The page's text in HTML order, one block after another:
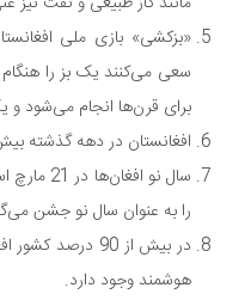
دانستنی‌ها
بازی
طنز
فال
مسابقه
اخبار
«بزکشی» بازی ملی
سعی می‌کنند یک بز را
برای قرن‌ها انجام
افغانستان در دهه گذشته
سال نو
را به عنوان سال نو جشن
در بیش از 90
هوشمند وجود دارد.